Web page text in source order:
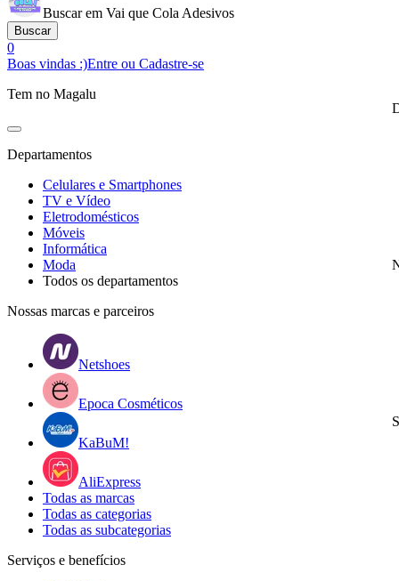
Buscar em Vai que Cola Adesivos
Buscar
0
Boas vindas :)Entre ou Cadastre-se
Tem no Magalu
Departamentos
Celulares e Smartphones
TV e Vídeo
Eletrodomésticos
Móveis
Informática
Moda
Todos os departamentos
Nossas marcas e parceiros
Netshoes
Epoca Cosméticos
KaBuM!
AliExpress
Todas as marcas
Todas as categorias
Todas as subcategorias
Serviços e benefícios